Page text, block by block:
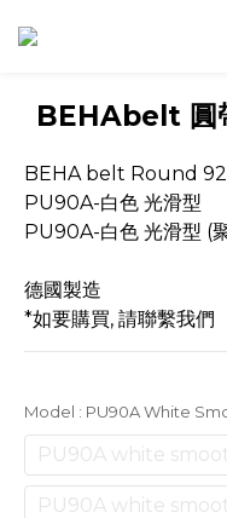
BEHAbelt 圓
BEHA belt Round
PU90A-白色 光滑型
PU90A-白色 光滑型 (
德國製造
*如要購買, 請聯繫我們
Model : PU90A White
PU90A white
PU90A white